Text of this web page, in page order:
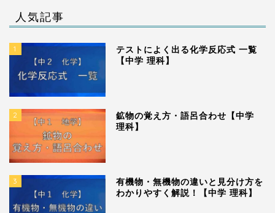
人気記事
1
テストによく出る化学反応式 一覧
【中学 理科】
2
鉱物の覚え方・語呂合わせ【中学
理科】
3
有機物・無機物の違いと見分け方を
わかりやすく解説！【中学 理科】